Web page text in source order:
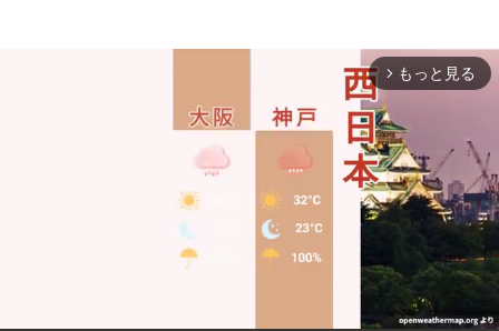
arrow_forward_ios もっと見る